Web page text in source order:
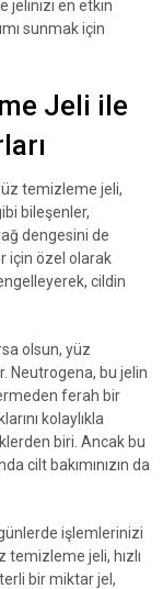
jelinizi en etkin
sunmak için
Jeli ile
temizleme jeli,
bileşenler,
dengesini de
için özel olarak
cildin
olsun, yüz
Neutrogena, bu jelin
ferah bir
kolaylıkla
biri. Ancak bu
cilt bakımınızın da
işlemlerinizi
jeli, hızlı
bir miktar jel,